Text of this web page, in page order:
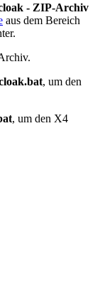
- ZIP-Archiv
aus dem Bereich
, um den
, um den X4